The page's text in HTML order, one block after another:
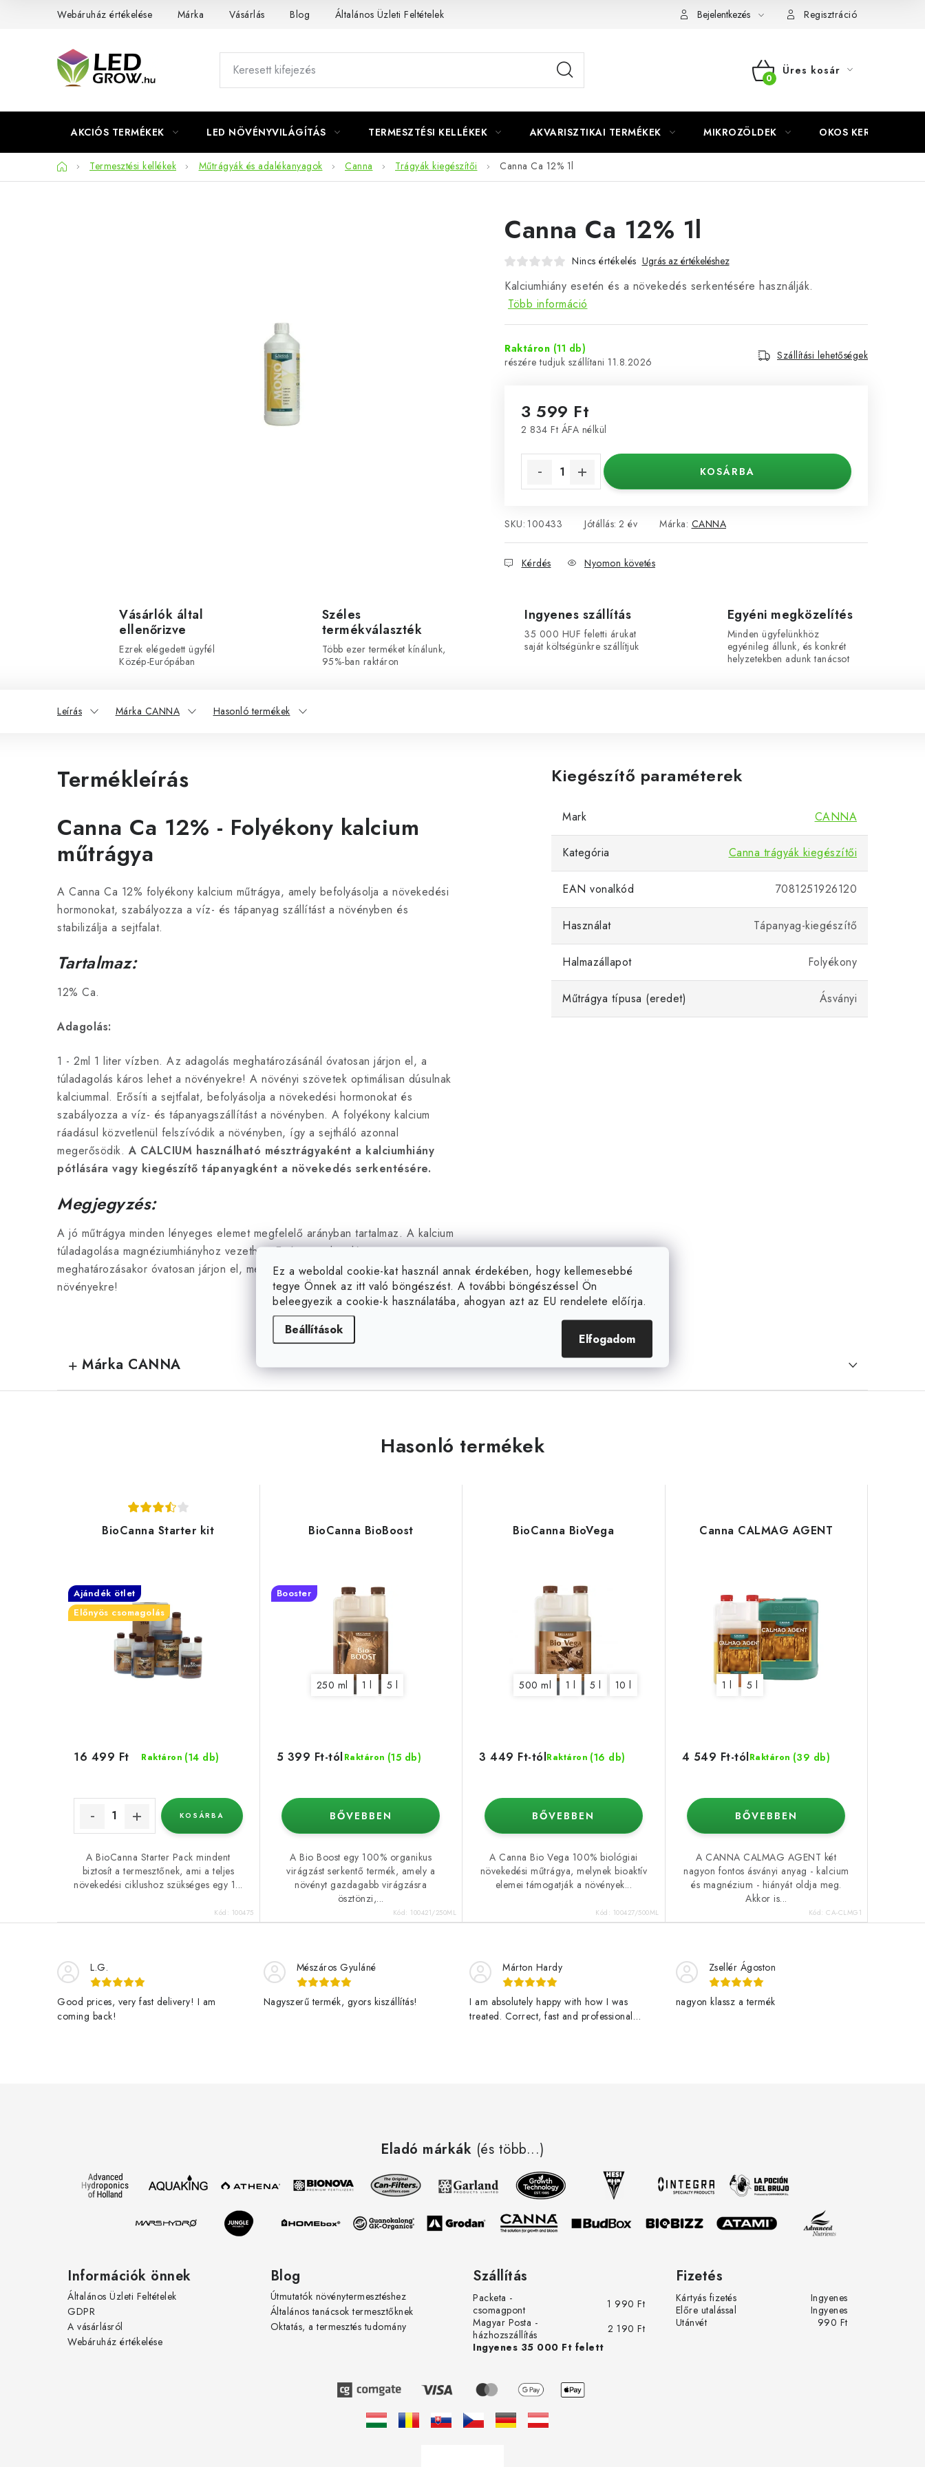
Ez a weboldal cookie-kat használ annak érdekében, hogy kellemesebbé
tegye Önnek az itt való böngészést. A további böngészéssel Ön
beleegyezik a cookie-k használatába, ahogyan azt az EU rendelete előírja.
Beállítások
Elfogadom
Webáruház értékelése Márka Vásárlás Blog Általános Üzleti Feltételek Bejelentkezés Regisztráció
KOSÁR
Üres kosár
AKCIÓS TERMÉKEK LED NÖVÉNYVILÁGÍTÁS TERMESZTÉSI KELLÉKEK AKVARISZTIKAI TERMÉKEK MIKROZÖLDEK OKOS KERT
KezdőlapTermesztési kellékek Műtrágyák és adalékanyagok Canna Trágyák kiegészítői Canna Ca 12% 1l
Canna Ca 12% 1l
Nincs értékelés Ugrás az értékeléshez
Kalciumhiány esetén és a növekedés serkentésére használják.
Több információ
Raktáron (11 db)
11.8.2026
Szállítási lehetőségek
3 599 Ft
2 834 Ft ÁFA nélkül
KOSÁRBA
SKU: 100433 Márka: CANNA
Jótállás: 2 év
Kérdés Nyomon követés
Vásárlók által
ellenőrizve
Ezrek elégedett ügyfél
Közép-Európában
Széles
termékválaszték
Több ezer terméket kínálunk,
95%-ban raktáron
Ingyenes szállítás
35 000 HUF feletti árukat
saját költségünkre szállítjuk
Egyéni megközelítés
Minden ügyfelünkhöz
egyénileg állunk, és konkrét
helyzetekben adunk tanácsot
Leírás Márka CANNA Hasonló termékek
Termékleírás
Canna Ca 12% - Folyékony kalcium
műtrágya
A Canna Ca 12% folyékony kalcium műtrágya, amely befolyásolja a növekedési
hormonokat, szabályozza a víz- és tápanyag szállítást a növényben és
stabilizálja a sejtfalat.
Tartalmaz:
12% Ca.
Adagolás:
1 - 2ml 1 liter vízben. Az adagolás meghatározásánál óvatosan járjon el, a
túladagolás káros lehet a növényekre! A növényi szövetek optimálisan dúsulnak
kalciummal. Erősíti a sejtfalat, befolyásolja a növekedési hormonokat és
szabályozza a víz- és tápanyagszállítást a növényben. A folyékony kalcium
ráadásul közvetlenül felszívódik a növényben, így a sejtháló azonnal
megerősödik. A CALCIUM használható mésztrágyaként a kalciumhiány
pótlására vagy kiegészítő tápanyagként a növekedés serkentésére.
Megjegyzés:
A jó műtrágya minden lényeges elemet megfelelő arányban tartalmaz. A kalcium
túladagolása magnéziumhiányhoz vezethet. Ezért az adagolás
meghatározásakor óvatosan járjon el, mert a túladagolás káros hatással lehet a
növényekre!
Kiegészítő paraméterek
Mark CANNA
Kategória Canna trágyák kiegészítői
EAN vonalkód 7081251926120
Használat Tápanyag-kiegészítő
Halmazállapot Folyékony
Műtrágya típusa (eredet) Ásványi
Márka CANNA
Hasonló termékek
BioCanna Starter kit
Ajándék ötlet
Előnyös csomagolás
Raktáron (14 db)
16 499 Ft
KOSÁRBA
A BioCanna Starter Pack mindent
biztosít a termesztőnek, ami a teljes
növekedési ciklushoz szükséges egy 1...
Kód: 100475
BioCanna BioBoost
Booster
250 ml 1 l 5 l
Raktáron (15 db)
5 399 Ft-tól
BŐVEBBEN
A Bio Boost egy 100% organikus
virágzást serkentő termék, amely a
növényt gazdagabb virágzásra
ösztönzi,...
Kód: 100421/250ML
BioCanna BioVega
500 ml 1 l 5 l 10 l
Raktáron (16 db)
3 449 Ft-tól
BŐVEBBEN
A Canna Bio Vega 100% biológiai
növekedési műtrágya, melynek bioaktív
elemei támogatják a növények...
Kód: 100427/500ML
Canna CALMAG AGENT
1 l 5 l
Raktáron (39 db)
4 549 Ft-tól
BŐVEBBEN
A CANNA CALMAG AGENT két
nagyon fontos ásványi anyag - kalcium
és magnézium - hiányát oldja meg.
Akkor is...
Kód: CA-CLMG1
L.G.
Good prices, very fast delivery! I am
coming back!
Mészáros Gyuláné
Nagyszerű termék, gyors kiszállítás!
Márton Hardy
I am absolutely happy with how I was
treated. Correct, fast and professional
nak. Üdv. rgy elégedett vásárlótól és az
erőteljesen növekvő zöldségektől!
Zsellér Ágoston
nagyon klassz a termék
Eladó márkák (és több...)
Információk önnek
Általános Üzleti Feltételek
GDPR
A vásárlásról
Webáruház értékelése
Blog
Útmutatók növénytermesztéshez
Általános tanácsok termesztőknek
Oktatás, a termesztés tudomány
Szállítás
Packeta -
csomagpont
1 990 Ft
Magyar Posta -
házhozszállítás
2 190 Ft
Ingyenes 35 000 Ft felett
Fizetés
Kártyás fizetés
Ingyenes
Előre utalással
Ingyenes
Utánvét
990 Ft